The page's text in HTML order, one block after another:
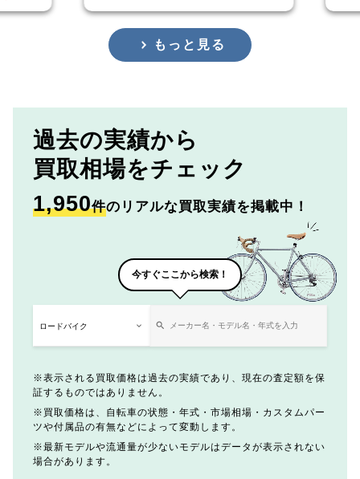
もっと見る
過去の実績から
買取相場をチェック
1,950件のリアルな買取実績を掲載中！
今すぐここから検索！
表示される買取価格は過去の実績であり、現在の査定額を保
証するものではありません。
買取価格は、自転車の状態・年式・市場相場・カスタムパー
ツや付属品の有無などによって変動します。
最新モデルや流通量が少ないモデルはデータが表示されない
場合があります。